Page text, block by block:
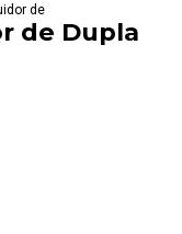
de atuador de dupla
de Dupla